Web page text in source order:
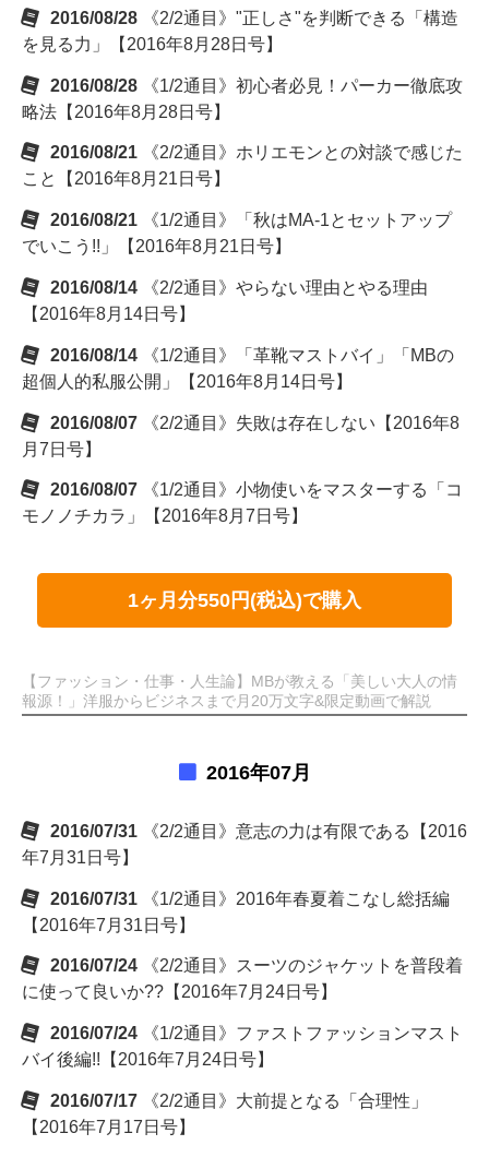
2016/08/28
《2/2通目》"正しさ"を判断できる「構造
を見る力」【2016年8月28日号】
2016/08/28
《1/2通目》初心者必見！パーカー徹底攻
略法【2016年8月28日号】
2016/08/21
《2/2通目》ホリエモンとの対談で感じた
こと【2016年8月21日号】
2016/08/21
《1/2通目》「秋はMA-1とセットアップ
でいこう!!」【2016年8月21日号】
2016/08/14
《2/2通目》やらない理由とやる理由
【2016年8月14日号】
2016/08/14
《1/2通目》「革靴マストバイ」「MBの
超個人的私服公開」【2016年8月14日号】
2016/08/07
《2/2通目》失敗は存在しない【2016年8
月7日号】
2016/08/07
《1/2通目》小物使いをマスターする「コ
モノノチカラ」【2016年8月7日号】
1ヶ月分550円(税込)で購入
【ファッション・仕事・人生論】MBが教える「美しい大人の情
報源！」洋服からビジネスまで月20万文字&限定動画で解説
2016年07月
2016/07/31
《2/2通目》意志の力は有限である【2016
年7月31日号】
2016/07/31
《1/2通目》2016年春夏着こなし総括編
【2016年7月31日号】
2016/07/24
《2/2通目》スーツのジャケットを普段着
に使って良いか??【2016年7月24日号】
2016/07/24
《1/2通目》ファストファッションマスト
バイ後編!!【2016年7月24日号】
2016/07/17
《2/2通目》大前提となる「合理性」
【2016年7月17日号】